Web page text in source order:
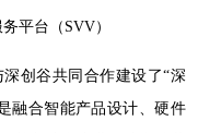
平台（SVV）
创谷共同合作建设了“深
融合智能产品设计、硬件